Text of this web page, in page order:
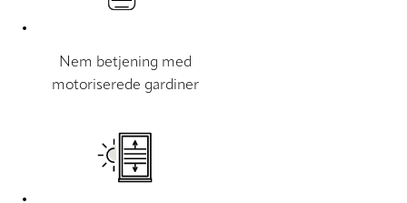
Nem betjening med
motoriserede gardiner